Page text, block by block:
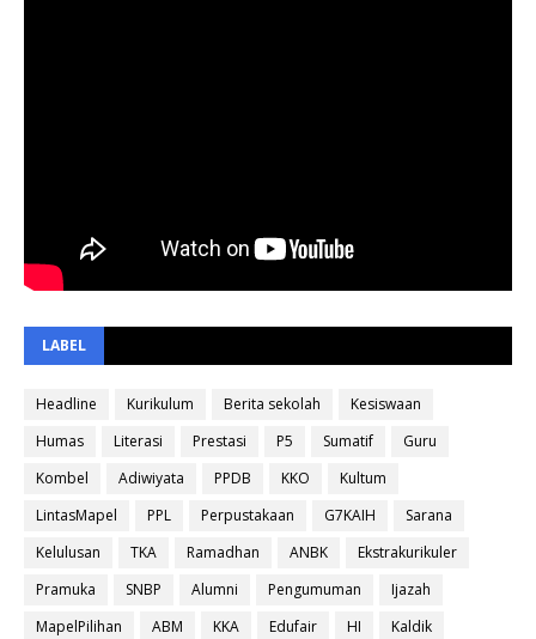
LABEL
Headline Kurikulum Berita sekolah
Kesiswaan
Humas
Literasi Prestasi P5 Sumatif
Guru
Kombel
Adiwiyata PPDB KKO
Kultum
LintasMapel
PPL Perpustakaan G7KAIH
Sarana
Kelulusan
TKA Ramadhan ANBK
Ekstrakurikuler
Pramuka
SNBP Alumni Pengumuman
Ijazah
MapelPilihan
ABM KKA Edufair HI
Kaldik